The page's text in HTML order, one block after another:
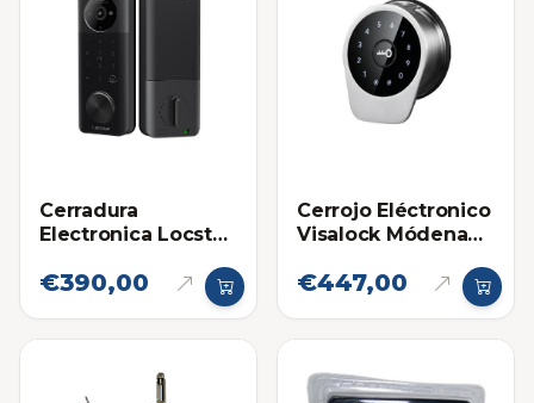
Cerradura
Electronica Locstar
Huella Dactilar,
Wifi, Bluetooth y
€390,00
Cerrojo Eléctronico
Visalock Módena
€447,00